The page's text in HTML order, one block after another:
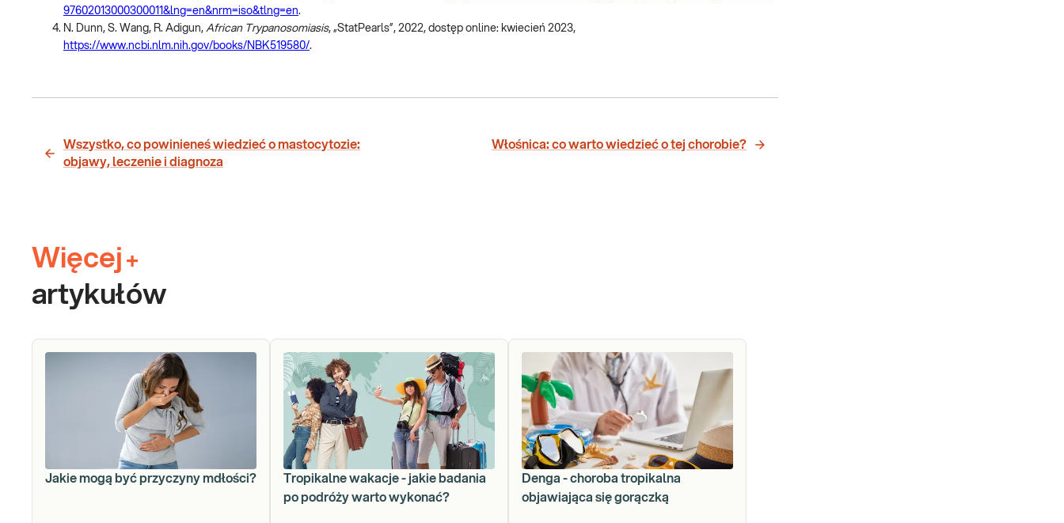
97602013000300011&lng=en&nrm=iso&tlng=en.
N. Dunn, S. Wang, R. Adigun, African Trypanosomiasis, „StatPearls”, 2022, dostęp online: kwiecień 2023,
https://www.ncbi.nlm.nih.gov/books/NBK519580/.
Wszystko, co powinieneś wiedzieć o mastocytozie:
objawy, leczenie i diagnoza
Włośnica: co warto wiedzieć o tej chorobie?
Więcej +
artykułów
Jakie mogą być przyczyny mdłości?
Tropikalne wakacje - jakie badania
po podróży warto wykonać?
Denga - choroba tropikalna
objawiająca się gorączką